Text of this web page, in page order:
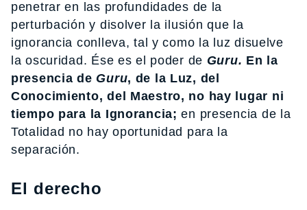
penetrar en las profundidades de la
perturbación y disolver la ilusión que la
ignorancia conlleva, tal y como la luz disuelve
la oscuridad. Ése es el poder de Guru. En la
presencia de Guru, de la Luz, del
Conocimiento, del Maestro, no hay lugar ni
tiempo para la Ignorancia; en presencia de la
Totalidad no hay oportunidad para la
separación.
El derecho